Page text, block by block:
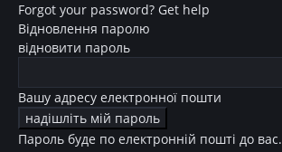
Forgot your password? Get help
Відновлення паролю
відновити пароль
Вашу адресу електронної пошти
Пароль буде по електронній пошті до вас.